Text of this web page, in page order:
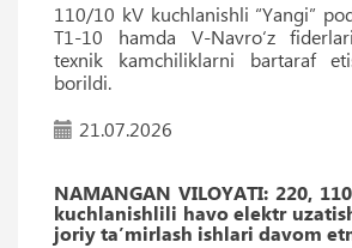
110/10 kV kuchlanishli “Yangi”
T1-10 hamda V-Navro‘z
texnik kamchiliklarni bartaraf
borildi.
21.07.2026
NAMANGAN VILOYATI: 220,
kuchlanishlili havo elektr
joriy taʼmirlash ishlari davom